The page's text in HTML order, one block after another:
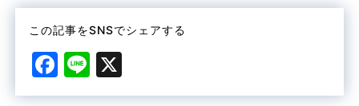
この記事をSNSでシェアする
F
a
Li
n